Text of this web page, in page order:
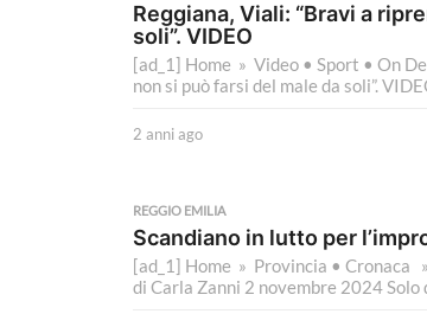
Reggiana, Viali: “Bravi a
soli”. VIDEO
[ad_1] Home » Video • Sport • On
non si può farsi del male da soli”.
2 anni ago
n
a
g
o
REGGIO EMILIA
Scandiano in lutto per
[ad_1] Home » Provincia • Cronaca
di Carla Zanni 2 novembre 2024 Solo